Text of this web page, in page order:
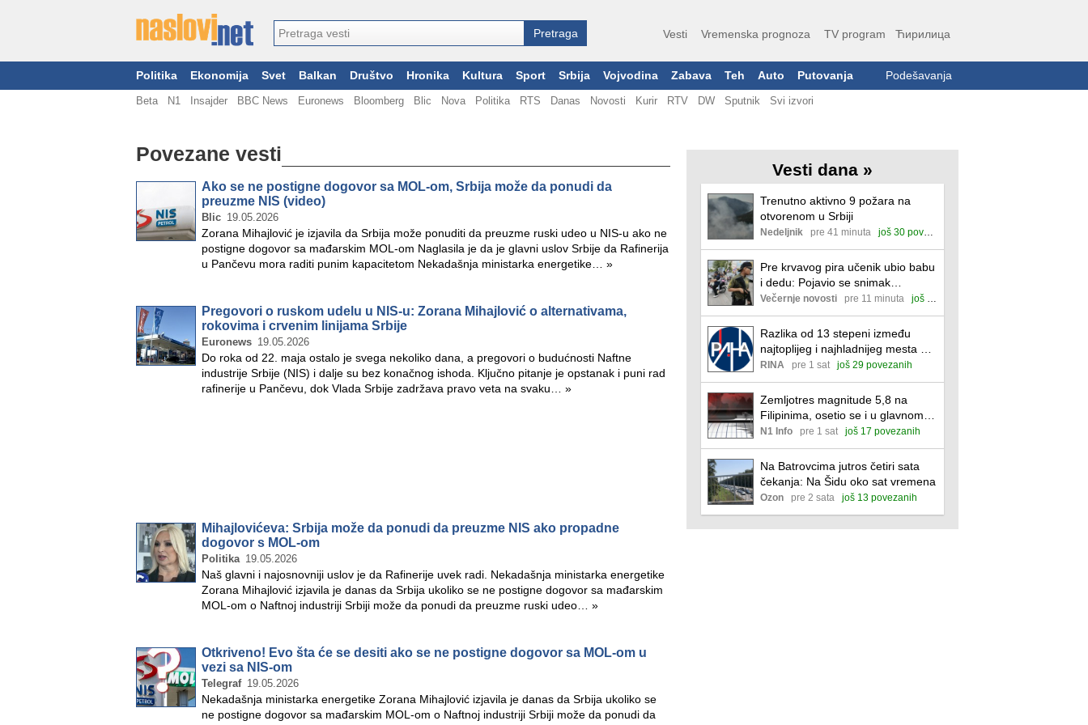
Vesti Vremenska prognoza TV program Ћирилица
Politika Ekonomija Svet Balkan Društvo Hronika Kultura Sport Srbija Vojvodina Zabava Teh Auto Putovanja Podešavanja
Beta N1 Insajder BBC News Euronews Bloomberg Blic Nova Politika RTS Danas Novosti Kurir RTV DW Sputnik Svi izvori
Povezane vesti
Ako se ne postigne dogovor sa MOL-om, Srbija može da ponudi da
preuzme NIS (video)
Blic 19.05.2026
Zorana Mihajlović je izjavila da Srbija može ponuditi da preuzme ruski udeo u NIS-u ako ne
postigne dogovor sa mađarskim MOL-om Naglasila je da je glavni uslov Srbije da Rafinerija
u Pančevu mora raditi punim kapacitetom Nekadašnja ministarka energetike… »
Pregovori o ruskom udelu u NIS-u: Zorana Mihajlović o alternativama,
rokovima i crvenim linijama Srbije
Euronews 19.05.2026
Do roka od 22. maja ostalo je svega nekoliko dana, a pregovori o budućnosti Naftne
industrije Srbije (NIS) i dalje su bez konačnog ishoda. Ključno pitanje je opstanak i puni rad
rafinerije u Pančevu, dok Vlada Srbije zadržava pravo veta na svaku… »
Mihajlovićeva: Srbija može da ponudi da preuzme NIS ako propadne
dogovor s MOL-om
Politika 19.05.2026
Naš glavni i najosnovniji uslov je da Rafinerije uvek radi. Nekadašnja ministarka energetike
Zorana Mihajlović izjavila je danas da Srbija ukoliko se ne postigne dogovor sa mađarskim
MOL-om o Naftnoj industriji Srbiji može da ponudi da preuzme ruski udeo… »
Otkriveno! Evo šta će se desiti ako se ne postigne dogovor sa MOL-om u
vezi sa NIS-om
Telegraf 19.05.2026
Nekadašnja ministarka energetike Zorana Mihajlović izjavila je danas da Srbija ukoliko se
ne postigne dogovor sa mađarskim MOL-om o Naftnoj industriji Srbiji može da ponudi da
Vesti dana »
Trenutno aktivno 9 požara na
otvorenom u Srbiji
Nedeljnik pre 41 minuta još 30 povezanih
Pre krvavog pira učenik ubio babu
i dedu: Pojavio se snimak
masakra na Tajlandu (video)
Večernje novosti pre 11 minuta još 31 povezana
Razlika od 13 stepeni između
najtoplijeg i najhladnijeg mesta u
Srbiji
RINA pre 1 sat još 29 povezanih
Zemljotres magnitude 5,8 na
Filipinima, osetio se i u glavnom
gradu Manili
N1 Info pre 1 sat još 17 povezanih
Na Batrovcima jutros četiri sata
čekanja: Na Šidu oko sat vremena
Ozon pre 2 sata još 13 povezanih